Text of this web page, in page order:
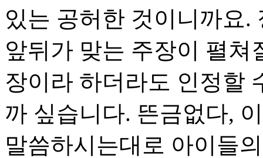
있는 공허한 것이니까요.
앞뒤가 맞는 주장이 펼쳐
장이라 하더라도 인정할
까 싶습니다. 뜬금없다,
말씀하시는대로 아이들